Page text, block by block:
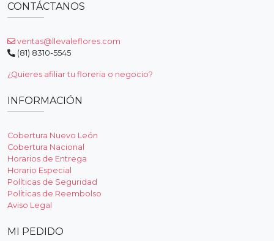
CONTÁCTANOS
ventas@llevaleflores.com
(81) 8310-5545
¿Quieres afiliar tu floreria o negocio?
INFORMACIÓN
Cobertura Nuevo León
Cobertura Nacional
Horarios de Entrega
Horario Especial
Políticas de Seguridad
Políticas de Reembolso
Aviso Legal
MI PEDIDO